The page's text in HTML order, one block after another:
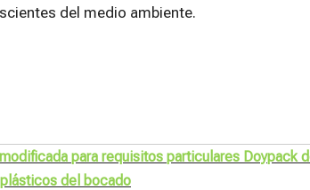
del medio ambiente.
para requisitos particulares
del bocado